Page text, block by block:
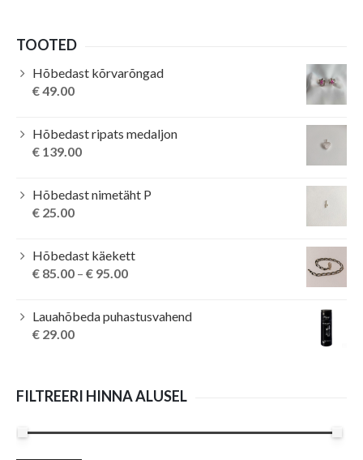
TOOTED
Hõbedast kõrvarõngad
€49.00
Hõbedast ripats medaljon
€ 139.00
Hõbedast nimetäht P
€ 25.00
Hõbedast käekett
€ 85.00 – € 95.00
Lauahõbeda puhastusvahend
€ 29.00
FILTREERI HINNA ALUSEL